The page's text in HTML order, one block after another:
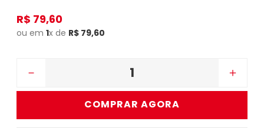
R$ 79,60
ou em 1x de R$ 79,60
＋
－
COMPRAR AGORA